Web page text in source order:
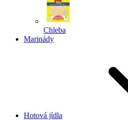
Chleba
Marinády
Hotová jídla